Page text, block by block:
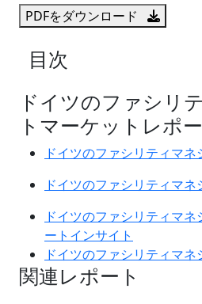
PDFをダウンロード
目次
ドイツのファシリ
トマーケットレポ
ドイツのファシリティマ
ドイツのファシリティマ
ドイツのファシリティマ
ートインサイト
ドイツのファシリティマ
関連レポート